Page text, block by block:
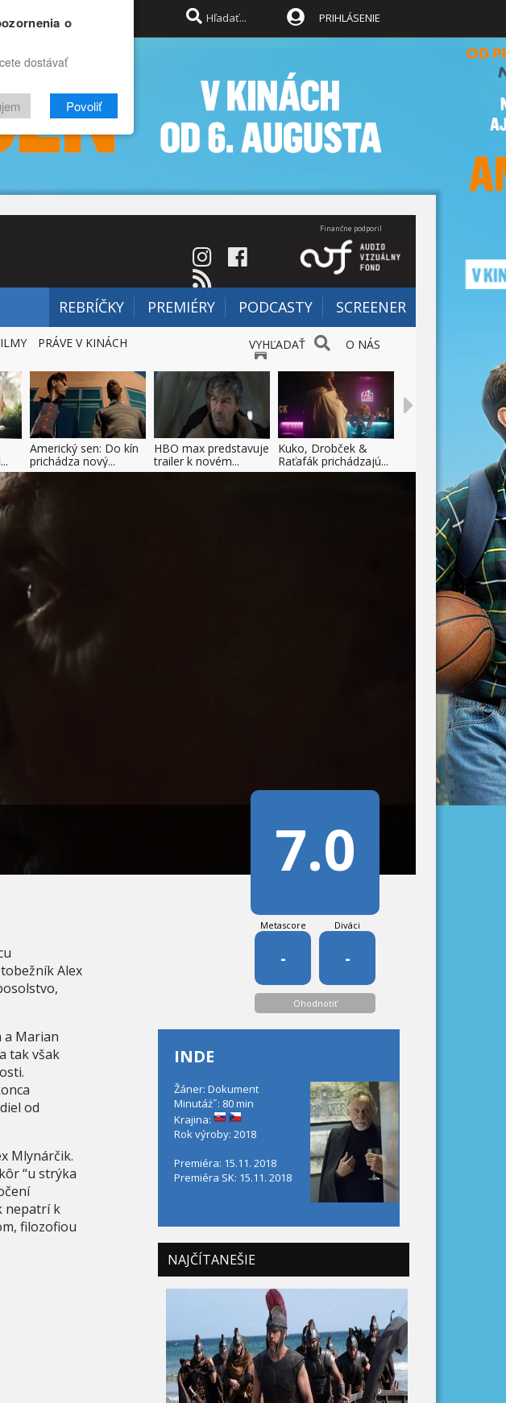
PRIHLÁSENIE
Finančne podporil
REBRÍČKY PREMIÉRY PODCASTY SCREENER
VYHĽADAŤ O NÁS
PRÁVE V KINÁCH
Americký sen: Do kín
prichádza nový...
HBO max predstavuje
trailer k novém...
Kuko, Drobček &
Raťafák prichádzajú...
7.0
Alex
a Marian
tak však
od
Mlynárčik.
“u strýka
nepatrí k
filozofiou
Metascore
-
Diváci
-
Ohodnotiť
INDE
Žáner: Dokument
Minutáż˝: 80 min
Krajina:
Rok výroby: 2018
Premiéra: 15.11. 2018
Premiéra SK: 15.11. 2018
NAJČÍTANEŠIE
o
dostávať
Povoliť